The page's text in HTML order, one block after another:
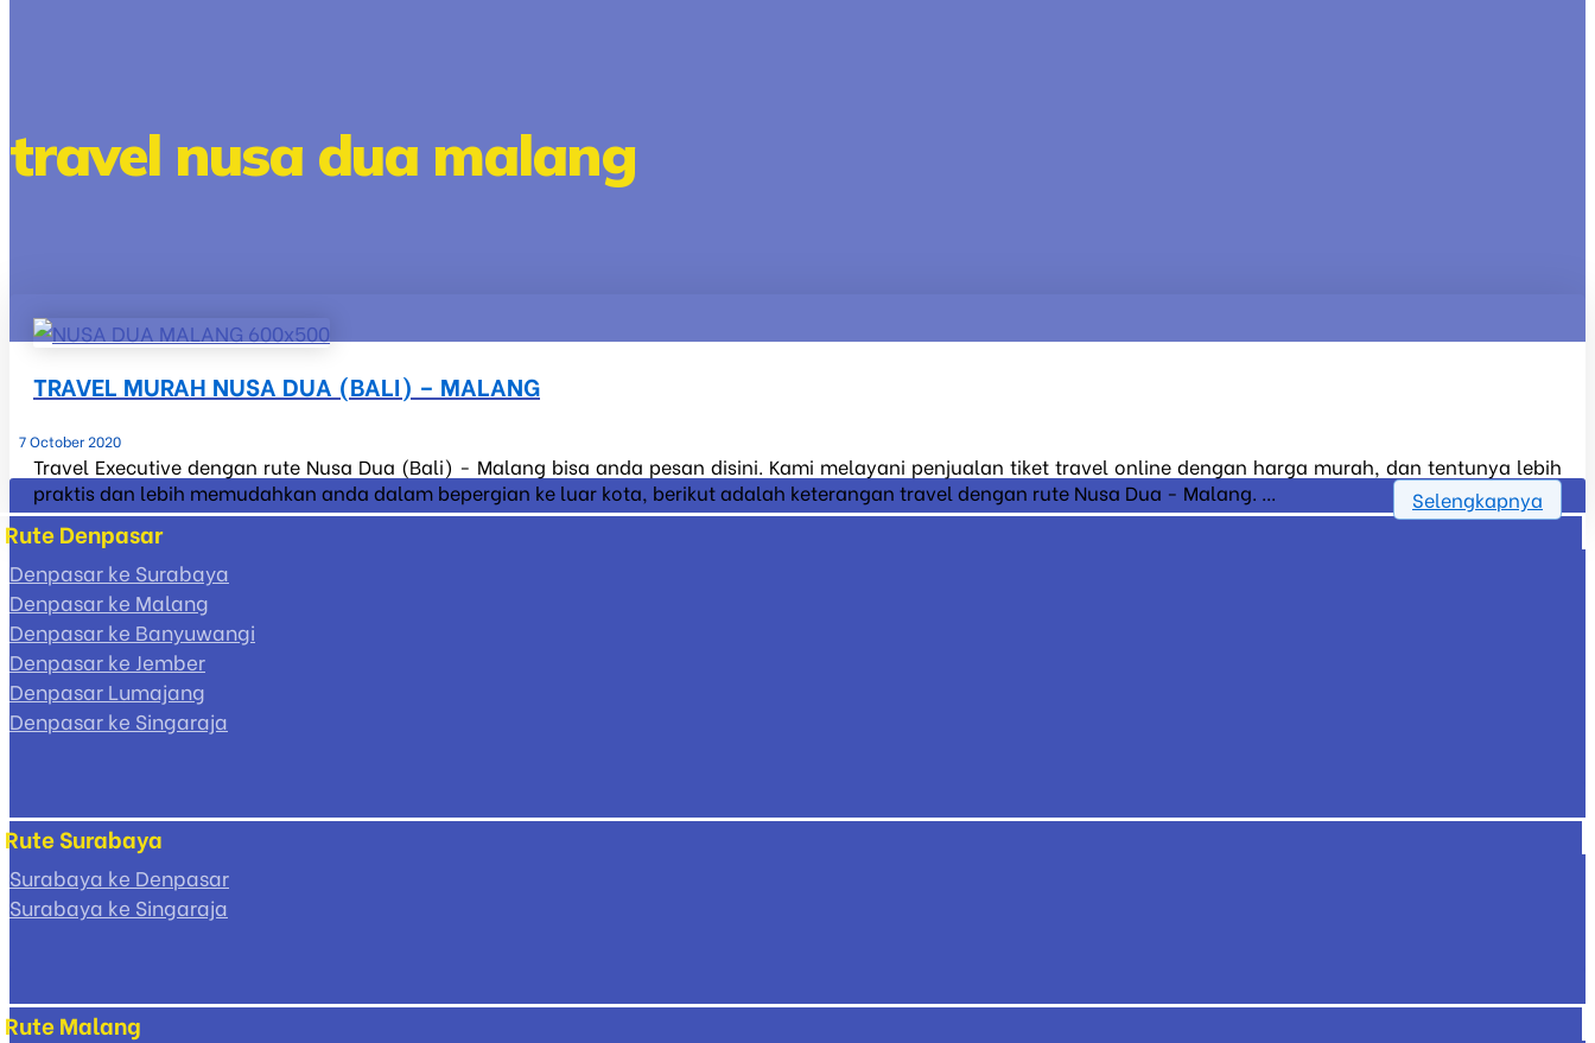
travel nusa dua malang
TRAVEL MURAH NUSA DUA (BALI) – MALANG
7 October 2020
Travel Executive dengan rute Nusa Dua (Bali) - Malang bisa anda pesan disini. Kami melayani penjualan tiket travel online dengan harga murah, dan tentunya lebih
praktis dan lebih memudahkan anda dalam bepergian ke luar kota, berikut adalah keterangan travel dengan rute Nusa Dua - Malang. ...
Selengkapnya
Rute Denpasar
Denpasar ke Surabaya
Denpasar ke Malang
Denpasar ke Banyuwangi
Denpasar ke Jember
Denpasar Lumajang
Denpasar ke Singaraja
Rute Surabaya
Surabaya ke Denpasar
Surabaya ke Singaraja
Rute Malang